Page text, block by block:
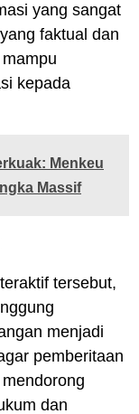
yang sangat
faktual dan
kepada
Menkeu
Massif
tersebut,
menjadi
pemberitaan
dan